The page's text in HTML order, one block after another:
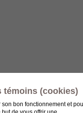
témoins (cookies)
bon fonctionnement et